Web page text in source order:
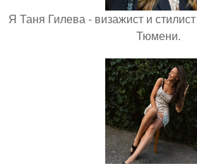
Я Таня Гилева - визажист и
Тюмени.